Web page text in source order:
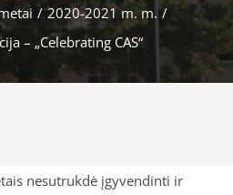
/ 2020-2021 m. m. /
– „Celebrating CAS“
nesutrukdė įgyvendinti ir